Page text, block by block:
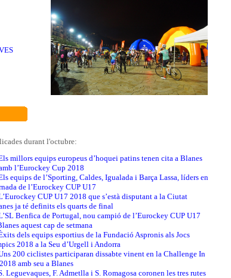
durant l'octubre:
millors equips europeus d’hoquei patins tenen cita a Blanes
l’Eurockey Cup 2018
equips de l’Sporting, Caldes, Igualada i Barça Lassa, líders en
de l’Eurockey CUP U17
CUP U17 2018 que s’està disputant a la Ciutat
ja té definits els quarts de final
Benfica de Portugal, nou campió de l’Eurockey CUP U17
aquest cap de setmana
dels equips esportius de la Fundació Aspronis als Jocs
2018 a la Seu d’Urgell i Andorra
200 ciclistes participaran dissabte vinent en la Challenge In
amb seu a Blanes
Leguevaques, F. Admetlla i S. Romagosa coronen les tres rutes